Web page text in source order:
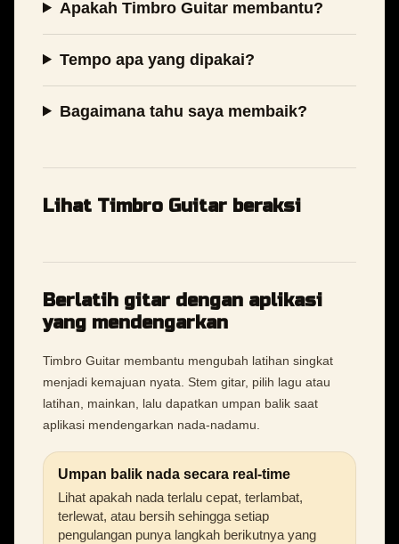
Apakah Timbro Guitar membantu?
Tempo apa yang dipakai?
Bagaimana tahu saya membaik?
Lihat Timbro Guitar beraksi
Berlatih gitar dengan aplikasi
yang mendengarkan
Timbro Guitar membantu mengubah latihan singkat
menjadi kemajuan nyata. Stem gitar, pilih lagu atau
latihan, mainkan, lalu dapatkan umpan balik saat
aplikasi mendengarkan nada-nadamu.
Umpan balik nada secara real-time
Lihat apakah nada terlalu cepat, terlambat,
terlewat, atau bersih sehingga setiap
pengulangan punya langkah berikutnya yang